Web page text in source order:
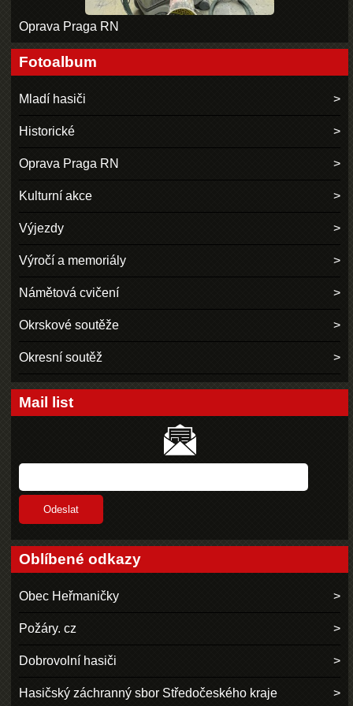
Oprava Praga RN
Fotoalbum
Mladí hasiči
Historické
Oprava Praga RN
Kulturní akce
Výjezdy
Výročí a memoriály
Námětová cvičení
Okrskové soutěže
Okresní soutěž
Mail list
Oblíbené odkazy
Obec Heřmaničky
Požáry. cz
Dobrovolní hasiči
Hasičský záchranný sbor Středočeského kraje